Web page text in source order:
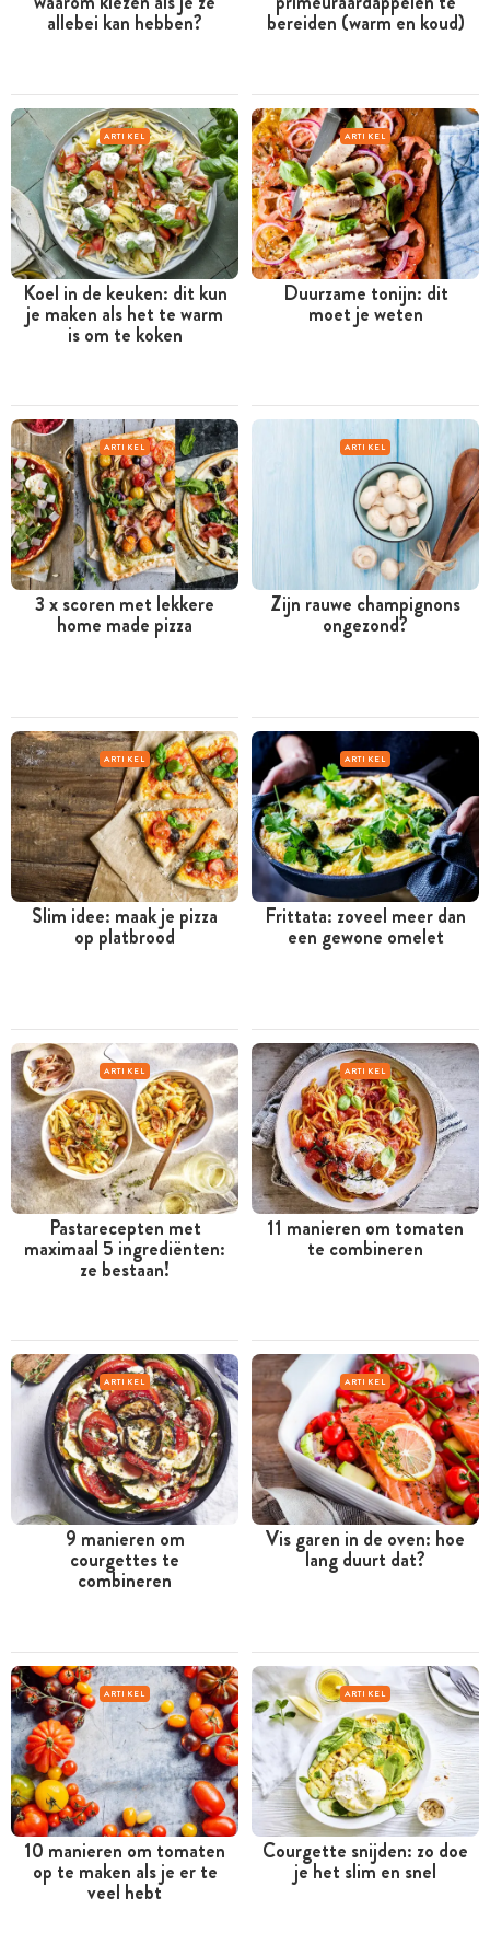
allebei kan hebben? bereiden (warm en koud)
ARTIKEL
Koel in de keuken: dit kun
je maken als het te warm
is om te koken
ARTIKEL
Duurzame tonijn: dit
moet je weten
ARTIKEL
3 x scoren met lekkere
home made pizza
ARTIKEL
Zijn rauwe champignons
ongezond?
ARTIKEL
Slim idee: maak je pizza
op platbrood
ARTIKEL
Frittata: zoveel meer dan
een gewone omelet
ARTIKEL
Pastarecepten met
maximaal 5 ingrediënten:
ze bestaan!
ARTIKEL
11 manieren om tomaten
te combineren
ARTIKEL
9 manieren om
courgettes te
combineren
ARTIKEL
Vis garen in de oven: hoe
lang duurt dat?
ARTIKEL
10 manieren om tomaten
op te maken als je er te
veel hebt
ARTIKEL
Courgette snijden: zo doe
je het slim en snel